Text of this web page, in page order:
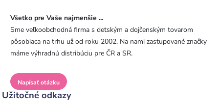
Všetko pre Vaše najmenšie ...
Sme veľkoobchodná firma s detským a dojčenským tovarom
pôsobiaca na trhu už od roku 2002. Na nami zastupované značky
máme výhradnú distribúciu pre ČR a SR.
Napísať otázku
Užitočné odkazy